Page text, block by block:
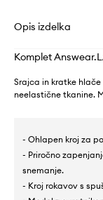
Opis izdelka
Komplet
Srajca in kratke
neelastične tkanine.
- Ohlapen kroj za
- Priročno
snemanje.
- Kroj rokavov s